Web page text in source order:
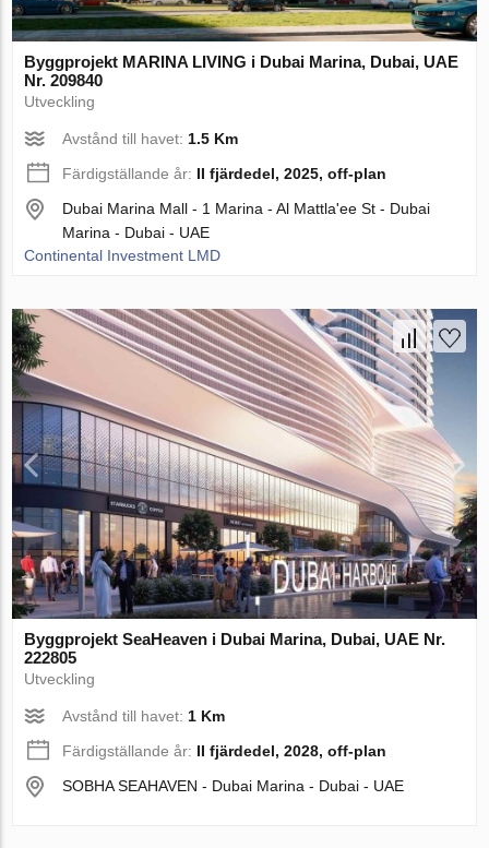
Byggprojekt MARINA LIVING i Dubai Marina, Dubai, UAE
Nr. 209840
Utveckling
Avstånd till havet:1.5 Km
Färdigställande år: II fjärdedel, 2025, off-plan
Dubai Marina Mall - 1 Marina - Al Mattla'ee St - Dubai
Marina - Dubai - UAE
Continental Investment LMD
Byggprojekt SeaHeaven i Dubai Marina, Dubai, UAE Nr.
222805
Utveckling
Avstånd till havet: 1 Km
Färdigställande år: II fjärdedel, 2028, off-plan
SOBHA SEAHAVEN - Dubai Marina - Dubai - UAE